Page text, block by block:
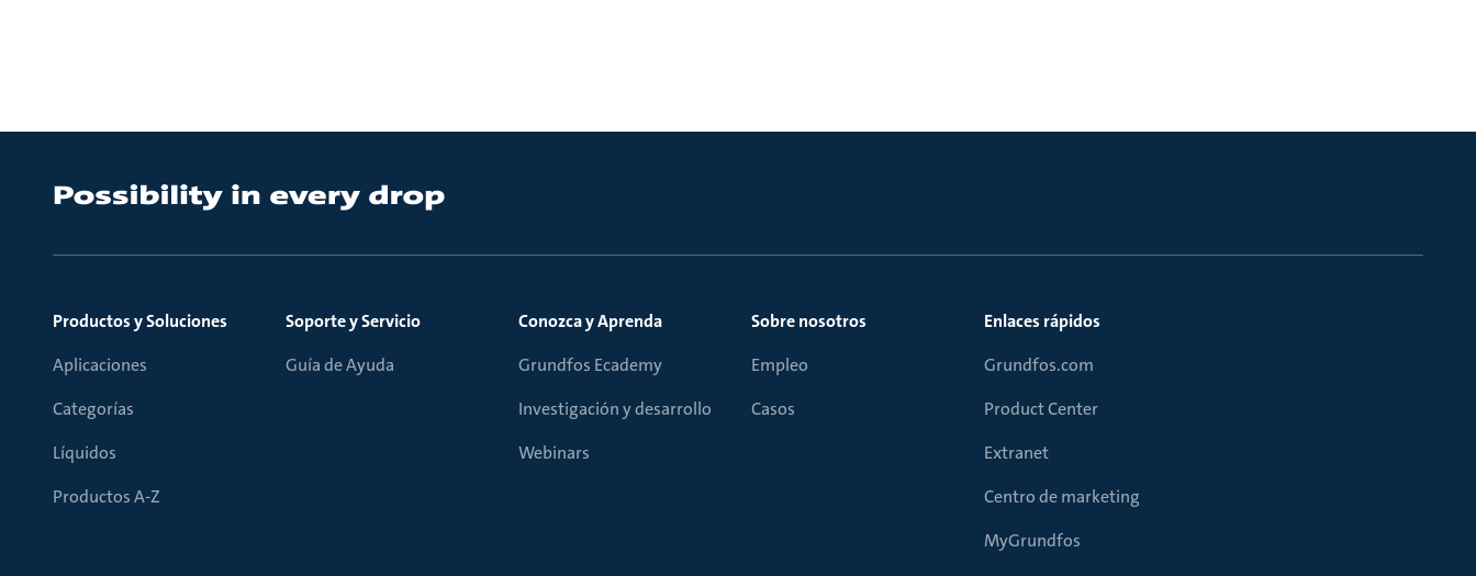
Productos y Soluciones
Aplicaciones
Categorías
Líquidos
Productos A-Z
Soporte y Servicio
Guía de Ayuda
Conozca y Aprenda
Grundfos Ecademy
Investigación y desarrollo
Webinars
Sobre nosotros
Empleo
Casos
Enlaces rápidos
Grundfos.com
Product Center
Extranet
Centro de marketing
MyGrundfos